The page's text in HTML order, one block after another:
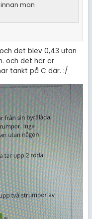
man
det blev 0,43 utan
och det här är
tänkt på C där. :/